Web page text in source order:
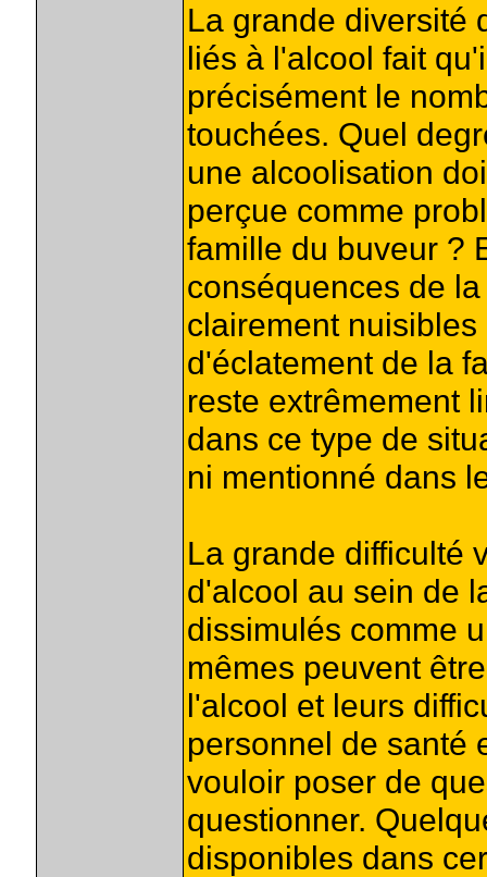
La grande diversité
liés à l'alcool fait
précisément le
touchées. Quel
une alcoolisation
perçue comme
famille du buveur ?
conséquences de
clairement
d'éclatement de la
reste extrêmement
dans ce type de
ni mentionné dans
La grande difficulté
d'alcool au sein de
dissimulés comme
mêmes peuvent
l'alcool et leurs
personnel de santé
vouloir poser de
questionner.
disponibles dans